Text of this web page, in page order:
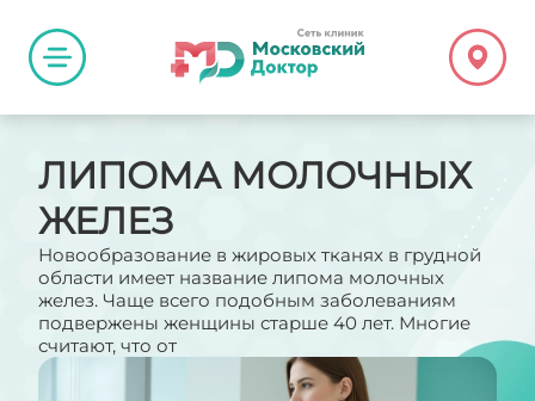
ЛИПОМА МОЛОЧНЫХ
ЖЕЛЕЗ
Новообразование в жировых тканях в грудной
области имеет название липома молочных
желез. Чаще всего подобным заболеваниям
подвержены женщины старше 40 лет. Многие
считают, что от